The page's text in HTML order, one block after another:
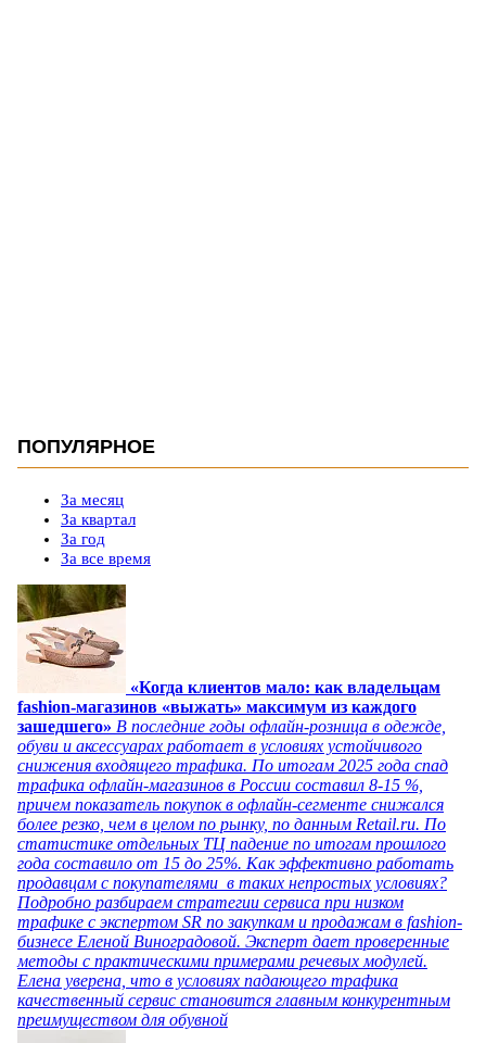
ПОПУЛЯРНОЕ
За месяц
За квартал
За год
За все время
«Когда клиентов мало: как владельцам
fashion-магазинов «выжать» максимум из каждого
зашедшего» В последние годы офлайн-розница в одежде,
обуви и аксессуарах работает в условиях устойчивого
снижения входящего трафика. По итогам 2025 года спад
трафика офлайн-магазинов в России составил 8-15 %,
причем показатель покупок в офлайн-сегменте снижался
более резко, чем в целом по рынку, по данным Retail.ru. По
статистике отдельных ТЦ падение по итогам прошлого
года составило от 15 до 25%. Как эффективно работать
продавцам с покупателями в таких непростых условиях?
Подробно разбираем стратегии сервиса при низком
трафике с экспертом SR по закупкам и продажам в fashion-
бизнесе Еленой Виноградовой. Эксперт дает проверенные
методы с практическими примерами речевых модулей.
Елена уверена, что в условиях падающего трафика
качественный сервис становится главным конкурентным
преимуществом для обувной